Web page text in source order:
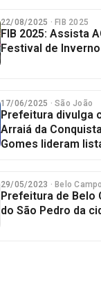
22/08/2025 · FIB 2025
FIB 2025: Assista
Festival de
17/06/2025 · São João
Prefeitura divulga
Arraiá da
Gomes lideram
29/05/2023 · Belo Campo
Prefeitura de Belo
do São Pedro da